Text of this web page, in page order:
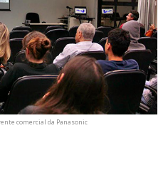
comercial da Panasonic